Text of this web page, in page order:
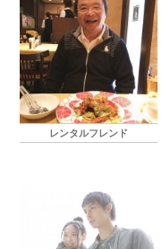
レンタルフレンド